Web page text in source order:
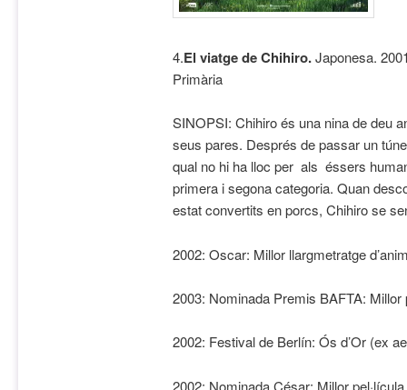
4.El viatge de Chihiro.Japonesa.
Primària
SINOPSI: Chihiro és una nina de deu
seus pares. Després de passar un
qual no hi ha lloc per als éssers
primera i segona categoria. Quan
estat convertits en porcs, Chihiro se
2002: Oscar: Millor llargmetratge
2003: Nominada Premis BAFTA: Millor
2002: Festival de Berlín: Ós d’Or (ex
2002: Nominada César: Millor